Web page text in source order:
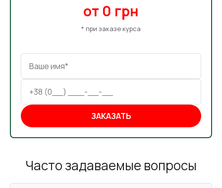
от 0 грн
* при заказе курса
ЗАКАЗАТЬ
Часто задаваемые вопросы